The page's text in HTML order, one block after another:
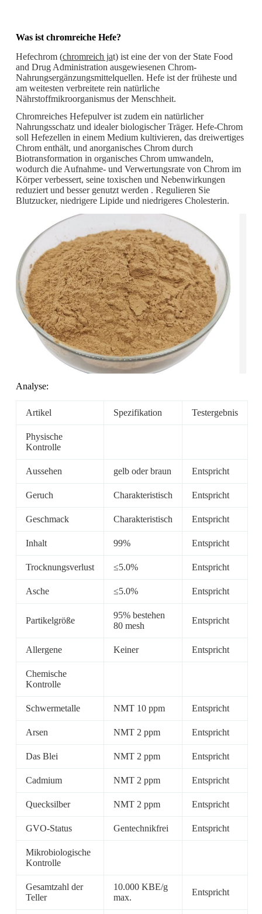
Was ist chromreiche Hefe?
Hefechrom (chromreich jat) ist eine der von der State Food
and Drug Administration ausgewiesenen Chrom-
Nahrungsergänzungsmittelquellen. Hefe ist der früheste und
am weitesten verbreitete rein natürliche
Nährstoffmikroorganismus der Menschheit.
Chromreiches Hefepulver ist zudem ein natürlicher
Nahrungsschatz und idealer biologischer Träger. Hefe-Chrom
soll Hefezellen in einem Medium kultivieren, das dreiwertiges
Chrom enthält, und anorganisches Chrom durch
Biotransformation in organisches Chrom umwandeln,
wodurch die Aufnahme- und Verwertungsrate von Chrom im
Körper verbessert, seine toxischen und Nebenwirkungen
reduziert und besser genutzt werden . Regulieren Sie
Blutzucker, niedrigere Lipide und niedrigeres Cholesterin.
Analyse:
Artikel Spezifikation Testergebnis
Physische
Kontrolle
Aussehen gelb oder braun Entspricht
Geruch Charakteristisch Entspricht
Geschmack Charakteristisch Entspricht
Inhalt 99% Entspricht
Trocknungsverlust ≤5.0% Entspricht
Asche ≤5.0% Entspricht
Partikelgröße
95% bestehen
80 mesh
Entspricht
Allergene Keiner Entspricht
Chemische
Kontrolle
Schwermetalle NMT 10 ppm Entspricht
Arsen NMT 2 ppm Entspricht
Das Blei NMT 2 ppm Entspricht
Cadmium NMT 2 ppm Entspricht
Quecksilber NMT 2 ppm Entspricht
GVO-Status Gentechnikfrei Entspricht
Mikrobiologische
Kontrolle
Gesamtzahl der
Teller
10.000 KBE/g
max.
Entspricht